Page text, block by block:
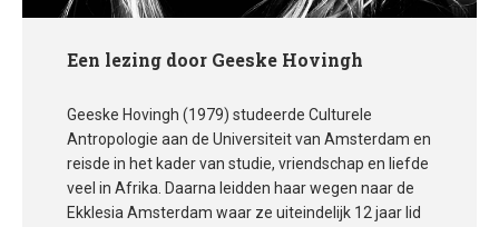
Een lezing door Geeske Hovingh
Geeske Hovingh (1979) studeerde Culturele
Antropologie aan de Universiteit van Amsterdam en
reisde in het kader van studie, vriendschap en liefde
veel in Afrika. Daarna leidden haar wegen naar de
Ekklesia Amsterdam waar ze uiteindelijk 12 jaar lid